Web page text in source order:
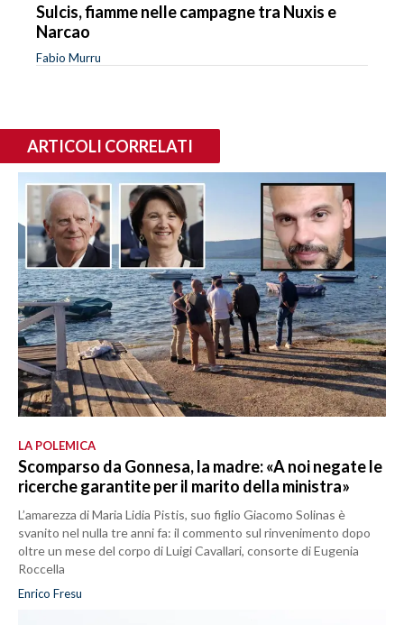
Sulcis, fiamme nelle campagne tra Nuxis e
Narcao
Fabio Murru
ARTICOLI CORRELATI
LA POLEMICA
Scomparso da Gonnesa, la madre: «A noi negate le
ricerche garantite per il marito della ministra»
L’amarezza di Maria Lidia Pistis, suo figlio Giacomo Solinas è
svanito nel nulla tre anni fa: il commento sul rinvenimento dopo
oltre un mese del corpo di Luigi Cavallari, consorte di Eugenia
Roccella
Enrico Fresu